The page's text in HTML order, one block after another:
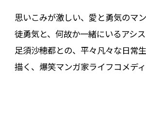
思いこみが激しい、愛と勇気のマ
徒勇気と、何故か一緒にいるアシ
足須沙穂都との、平々凡々な日常
描く、爆笑マンガ家ライフコメディ